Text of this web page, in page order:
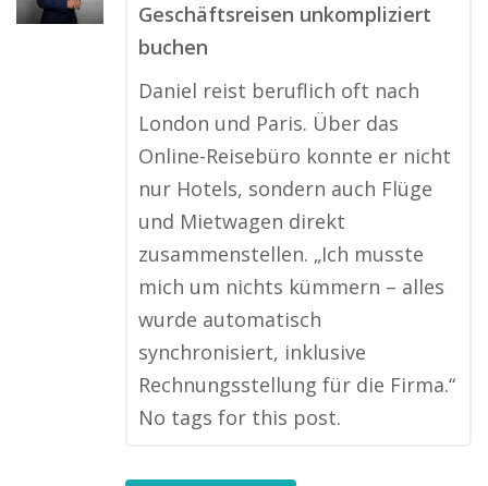
Geschäftsreisen unkompliziert
buchen
Daniel reist beruflich oft nach
London und Paris. Über das
Online-Reisebüro konnte er nicht
nur Hotels, sondern auch Flüge
und Mietwagen direkt
zusammenstellen. „Ich musste
mich um nichts kümmern – alles
wurde automatisch
synchronisiert, inklusive
Rechnungsstellung für die Firma.“
No tags for this post.